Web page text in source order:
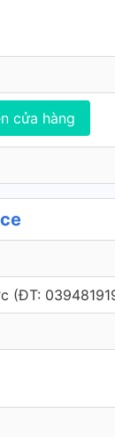
cửa hàng
(ÐT: